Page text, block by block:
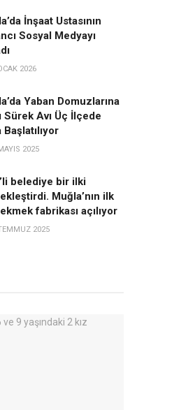
İnşaat Ustasının
Sosyal Medyayı
2026
Yaban Domuzlarına
Sürek Avı Üç İlçede
Başlatılıyor
2025
belediye bir ilki
Muğla’nın ilk
fabrikası açılıyor
2025